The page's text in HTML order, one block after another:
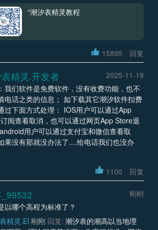
“潮汐表精灵教程
15895 回复
精灵.开发者
2025-11-19
我们软件是免费软件，没有收费功能，也不
电话之类的信息； 如下载其它潮汐软件扣费
过下面方式处理： IOS用户可以通过App
阅查看取消，也可以通过网页App Store退
用户可以通过支付宝和微信查看取
果没有那就没办法了....给电话我们也没办
1100 回复
刚刚
以哪个高程为标准了？
精灵.EI 刚刚 回复: 潮汐表的潮高以当地理